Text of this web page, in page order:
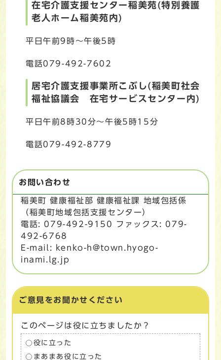
在宅介護支援センター稲美苑(特別養護
老人ホーム稲美苑内)
平日午前9時～午後5時
電話079-492-7602
居宅介護支援事業所こぶし(稲美町社会
福祉協議会 在宅サービスセンター内)
平日午前8時30分～午後5時15分
電話079-492-8779
お問い合わせ
稲美町 健康福祉部 健康福祉課 地域包括係
（稲美町地域包括支援センター）
電話: 079-492-9150 ファックス: 079-
492-6768
E-mail: kenko-h@town.hyogo-
inami.lg.jp
ご意見をお聞かせください
このページは役に立ちましたか？
役に立った
まあまあ役に立った